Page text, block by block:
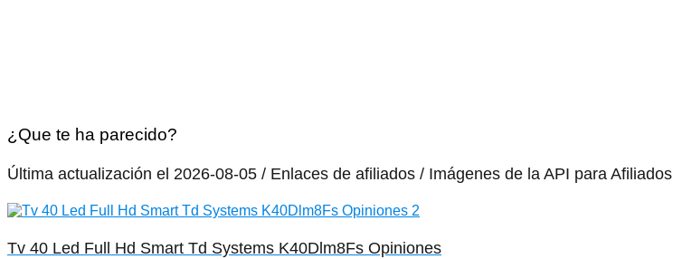
¿Que te ha parecido?
Última actualización el 2026-08-05 / Enlaces de afiliados / Imágenes de la API para Afiliados
Tv 40 Led Full Hd Smart Td Systems K40Dlm8Fs Opiniones